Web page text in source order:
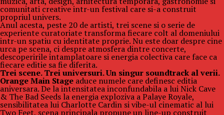
comunitati creative intr-un festival care si-a construit
propriul univers.
Anul acesta, peste 20 de artisti, trei scene si o serie de
experiente curatoriate transforma fiecare colt al domeniului
intr-un spatiu cu identitate proprie. Nu este doar despre cine
urca pe scena, ci despre atmosfera dintre concerte,
descoperirile intamplatoare si energia colectiva care face ca
fiecare editie sa fie diferita.
Trei scene. Trei universuri. Un singur soundtrack al verii.
Orange Main Stage aduce numele care definesc editia
aniversara. De la intensitatea inconfundabila a lui Nick Cave
& The Bad Seeds la energia exploziva a Palaye Royale,
sensibilitatea lui Charlotte Cardin si vibe-ul cinematic al lui
Two Feet, scena principala propune un line-up construit